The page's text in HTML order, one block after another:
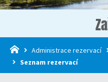
Administrace rezervací
Seznam rezervací